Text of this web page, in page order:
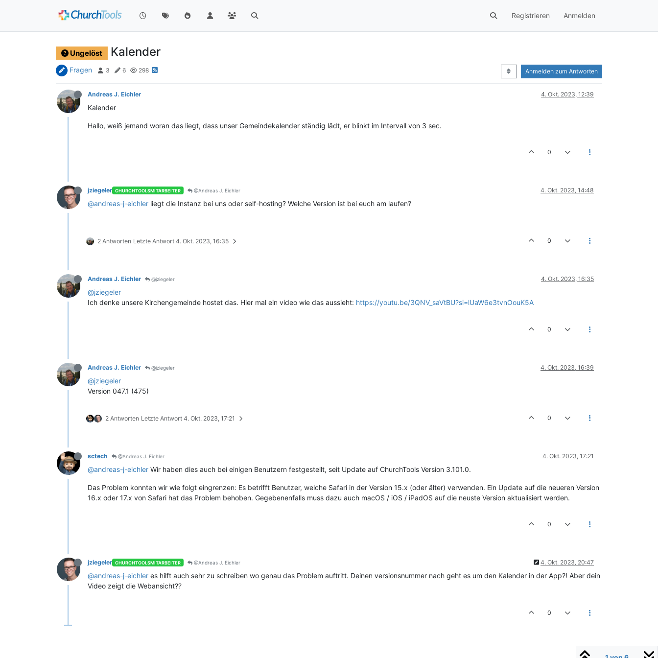
Registrieren Anmelden
Ungelöst Kalender
Fragen 3 6 298 Anmelden zum Antworten
Andreas J. Eichler 4. Okt. 2023, 12:39
Kalender
Hallo, weiß jemand woran das liegt, dass unser Gemeindekalender ständig lädt, er blinkt im Intervall von 3 sec.
0
jziegeler CHURCHTOOLSMITARBEITER @Andreas J. Eichler 4. Okt. 2023, 14:48
@andreas-j-eichler liegt die Instanz bei uns oder self-hosting? Welche Version ist bei euch am laufen?
2 Antworten Letzte Antwort 4. Okt. 2023, 16:35 0
Andreas J. Eichler @jziegeler 4. Okt. 2023, 16:35
@jziegeler
Ich denke unsere Kirchengemeinde hostet das. Hier mal ein video wie das aussieht: https://youtu.be/3QNV_saVtBU?si=lUaW6e3tvnOouK5A
0
Andreas J. Eichler @jziegeler 4. Okt. 2023, 16:39
@jziegeler
Version 047.1 (475)
2 Antworten Letzte Antwort 4. Okt. 2023, 17:21 0
sctech @Andreas J. Eichler 4. Okt. 2023, 17:21
@andreas-j-eichler Wir haben dies auch bei einigen Benutzern festgestellt, seit Update auf ChurchTools Version 3.101.0.
Das Problem konnten wir wie folgt eingrenzen: Es betrifft Benutzer, welche Safari in der Version 15.x (oder älter) verwenden. Ein Update auf die neueren Version
16.x oder 17.x von Safari hat das Problem behoben. Gegebenenfalls muss dazu auch macOS / iOS / iPadOS auf die neuste Version aktualisiert werden.
0
jziegeler CHURCHTOOLSMITARBEITER @Andreas J. Eichler 4. Okt. 2023, 20:47
@andreas-j-eichler es hilft auch sehr zu schreiben wo genau das Problem auftritt. Deinen versionsnummer nach geht es um den Kalender in der App?! Aber dein
Video zeigt die Webansicht??
0